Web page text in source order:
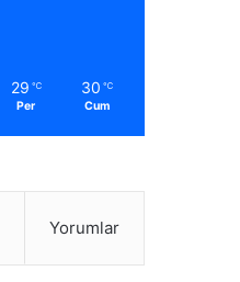
29 ℃
Per
30 ℃
Cum
Yorumlar